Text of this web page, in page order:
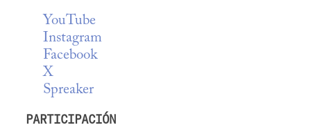
YouTube
Instagram
Facebook
X
Spreaker
PARTICIPACIÓN